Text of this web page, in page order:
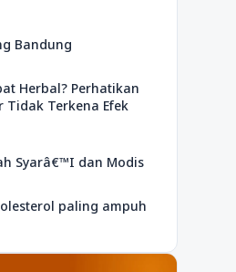
Bandung
Herbal? Perhatikan
Tidak Terkena Efek
Syarâ€™I dan Modis
paling ampuh